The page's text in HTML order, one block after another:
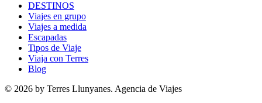
DESTINOS
Viajes en grupo
Viajes a medida
Escapadas
Tipos de Viaje
Viaja con Terres
Blog
© 2026 by Terres Llunyanes. Agencia de Viajes